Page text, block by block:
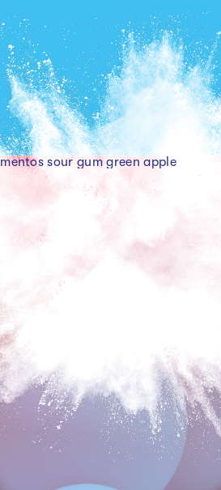
mentos sour gum green apple